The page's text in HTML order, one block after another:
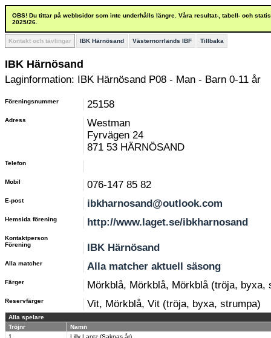
OBS! Du tittar på webbsidor som inte underhålls längre. Våra resultat-, tabell- och
2025/26.
Kontakt och tävlingar IBK Härnösand Västernorrlands IBF Tillbaka
IBK Härnösand
Laginformation: IBK Härnösand P08 - Man - Barn 0-11 år
Föreningsnummer 25158
Adress
Westman
Fyrvägen 24
871 53 HÄRNÖSAND
Telefon
Mobil 076-147 85 82
E-post ibkharnosand@outlook.com
Hemsida förening http://www.laget.se/ibkharnosand
Kontaktperson
Förening
IBK Härnösand
Alla matcher Alla matcher aktuell säsong
Färger Mörkblå, Mörkblå, Mörkblå (tröja, byxa,
Reservfärger Vit, Mörkblå, Vit (tröja, byxa, strumpa)
Alla spelare
Tröjnr
Namn
1
Lilly Lantz (Saknas år)